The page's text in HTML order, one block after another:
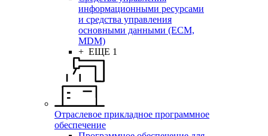
информационными ресурсами
и средства управления
основными данными (ECM,
MDM)
+ ЕЩЕ 1
Отраслевое прикладное программное
обеспечение